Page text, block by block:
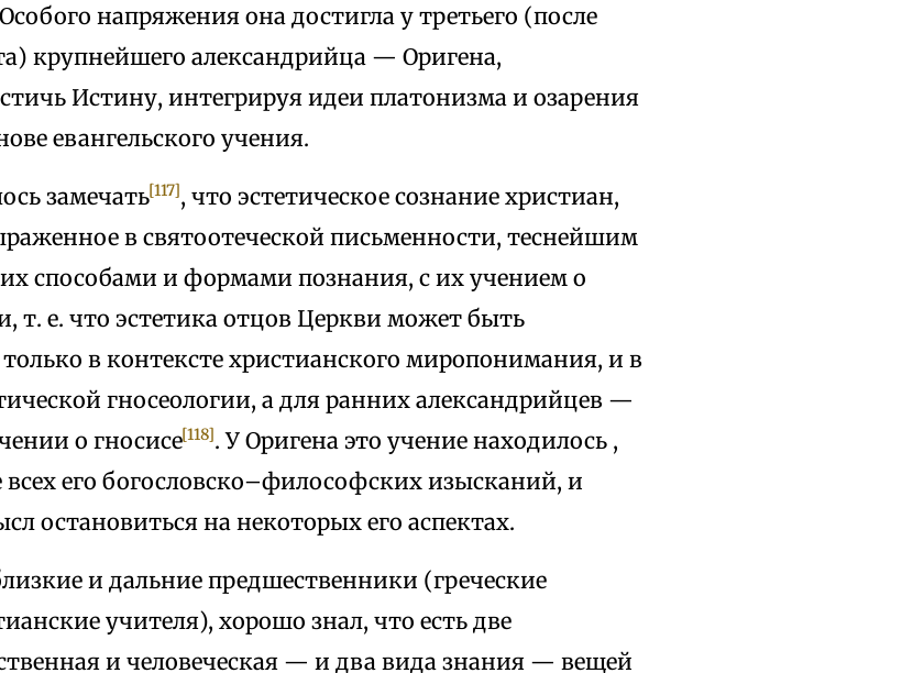
напряжения она достигла у третьего (после
крупнейшего александрийца — Оригена,
Истину, интегрируя идеи платонизма и озарения
евангельского учения.
замечать[117], что эстетическое сознание христиан,
в святоотеческой письменности, теснейшим
их способами и формами познания, с их учением о
т. е. что эстетика отцов Церкви может быть
в контексте христианского миропонимания, и в
гносеологии, а для ранних александрийцев —
о гносисе[118]. У Оригена это учение находилось ,
его богословско–философских изысканий, и
остановиться на некоторых его аспектах.
и дальние предшественники (греческие
учителя), хорошо знал, что есть две
и человеческая — и два вида знания — вещей